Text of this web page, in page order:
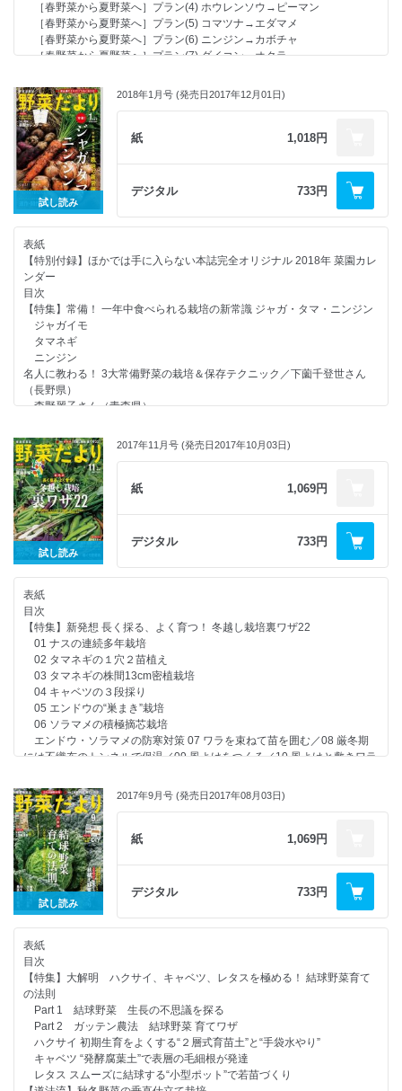
［春野菜から夏野菜へ］プラン(4) ホウレンソウ→ピーマン
［春野菜から夏野菜へ］プラン(5) コマツナ→エダマメ
［春野菜から夏野菜へ］プラン(6) ニンジン→カボチャ
［春野菜から夏野菜へ］プラン(7) ダイコン→オクラ
［春野菜から夏野菜へ］プラン(9) ズッキーニ→インゲン
［春野菜から夏野菜へ］プラン(10) マルチムギ→サツマイモ
［越冬野菜から夏野菜へ］プラン(11) エンドウ→キュウリ
［越冬野菜から夏野菜へ］プラン(12) タマネギ→地這いキュウリ
［越冬野菜から夏野菜へ］プラン(13) ニンニク→スイカ
［越冬野菜から夏野菜へ］プラン(14) ソラマメ→葉菜３種
［越冬野菜から夏野菜へ］多重トンネル栽培の極意
［越冬野菜から夏野菜へ］畑をまるごと「堆肥箱」計画
2018年春 野菜の苗25選
マルチを張るとなぜ地温が上がるのか？
裏ワザ(1)“突き合わせ”マルチング術
裏ワザ(2) 夏野菜用“お隣”マルチング術
裏ワザ(3)“３層”有機物マルチ
新提案！ 土質で変える苗の植え方 サツマイモ名人になる！
たむそんさんの納得ワザ 春の畑しごとと資材の整理
【新連載】道法流 垂直仕立て栽培 第1回 トマト
【連載】相関図でわかる植え合わせベストプラン(6) 連作障害の元凶とな
るジャガイモは唯一の親友、ネギで封じ込める！
みんなの野菜だより
次号予告／編集後記
読者アンケート
【連載】季節の畑しごとと野菜づくりのアイデアを紹介！ 我が家の畑し
ごと［2月～3月］
自家製赤柚子コショウが引きたつ 冬の辛うまレシピ
みどりのゆびの案内板
読者プレゼント
タネだより
試し読み
2018年1月号 (発売日2017年12月01日)
紙 1,018円
デジタル 733円
表紙
【特別付録】ほかでは手に入らない本誌完全オリジナル 2018年 菜園カレ
ンダー
目次
【特集】常備！ 一年中食べられる栽培の新常識 ジャガ・タマ・ニンジン
ジャガイモ
タマネギ
ニンジン
名人に教わる！ 3大常備野菜の栽培＆保存テクニック／下薗千登世さん
（長野県）
森野麗子さん（青森県）
牧らつとさん（東京都）
【新品種】楽しさ広がる！ 新品種大集合
がんばり屋さんものんびり屋さんも なるほど！苗づくり
野菜づくりが上達する新キーワード 連作・間作・輪作
「連作・間作・輪作で元気な野菜づくり」
「連作を可能にする最強タッグ」
「堆肥場を畝に設ける進化した輪作」
「少量“超”多品目を実現する間作ワザ」
「野菜と残渣の畝半分交互連作」
株がよみがえる“秘密の土づくり”と多年収穫のコツ ガッテン農法 アスパ
ラガス名人になる！
【連載】木嶋先生の比べてわかる野菜の“性格”第17回［最終回］ 地表に
出たがるジャガイモと地下に潜りたがるヤマイモ
【連載】相関図でわかる植え合わせベストプラン(5) 冬の醍醐味、日本ホ
ウレンソウ。葉ネギと一緒なら最高のおいしさに！
みんなの野菜だより
行列のできる 野菜だより相談所
【連載】岡本よりたかさんのその作業、なぜやるの？(5) ジャガイモの逆
さ植え
【連載】季節の畑しごとと野菜づくりのアイデアを紹介！ 我が家の畑し
ごと［12月～1月］
秋冬野菜でささっとつくる 男の簡単おつまみ
みどりのゆびの案内板
読者プレゼント
タネだより
試し読み
2017年11月号 (発売日2017年10月03日)
紙 1,069円
デジタル 733円
表紙
目次
【特集】新発想 長く採る、よく育つ！ 冬越し栽培裏ワザ22
01 ナスの連続多年栽培
02 タマネギの１穴２苗植え
03 タマネギの株間13cm密植栽培
04 キャベツの３段採り
05 エンドウの“巣まき”栽培
06 ソラマメの積極摘芯栽培
エンドウ・ソラマメの防寒対策 07 ワラを束ねて苗を囲む／08 厳冬期
には不織布のトンネルで保温／09 風よけをつくる／10 風よけと敷きワラ
12 葉物野菜の軒下栽培
13 ホウレンソウのムギ壁栽培
14 シュンギクの超密植栽培
15 ３球植えで葉ニンニクづくり
16 ラッキョウの超浅植え栽培
17 ニンニクの浅植え栽培／18 ニンニクの銀マルチ栽培
19 イチゴのエンドレス栽培
20 イチゴの超高畝栽培
21 ミョウガの草マルチ越冬術
【道法流】エンドウ、ソラマメ、イチゴの垂直仕立て栽培
畑の“地力”パワーアップ講座 堆肥と緑肥の効果的な使い方
“地力”の立役者／“地力”を見分ける／“地力”をパワーアップさせる４つの
作業
“地力”をパワーアップさせる堆肥の効果的な使い方 (1)炭素とリン酸に
注目 (2)生育を見ながら少しずつ
涌井流 “地力”がアップするお手軽 堆肥づくり
“地力”をパワーアップさせる緑肥の効果的な使い方 地上でも地中でも役
立つイネ科とマメ科
試し読み
2017年9月号 (発売日2017年08月03日)
紙 1,069円
デジタル 733円
表紙
目次
【特集】大解明 ハクサイ、キャベツ、レタスを極める！ 結球野菜育て
の法則
Part 1 結球野菜 生長の不思議を探る
Part 2 ガッテン農法 結球野菜 育てワザ
ハクサイ 初期生育をよくする“２層式育苗土”と“手袋水やり”
キャベツ “発酵腐葉土”で表層の毛細根が発達
レタス スムーズに結球する“小型ポット”で若苗づくり